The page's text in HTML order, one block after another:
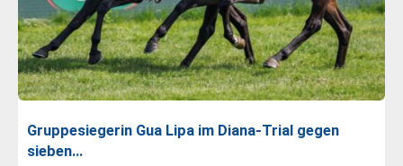
Gruppesiegerin Gua Lipa im Diana-Trial gegen
sieben…